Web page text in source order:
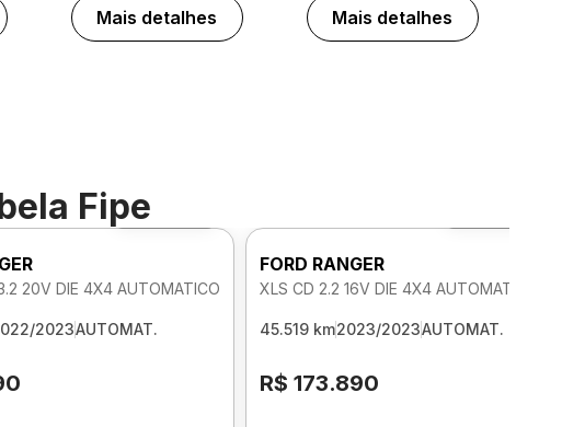
Mais detalhes Mais detalhes
FipeFoto 360º
20V DIE 4X4 AUTOMATICO
2023AUTOMAT.
FORD RANGER
XLS CD 2.2 16V DIE 4X4 AUTOMATICO
45.519 km2023/2023AUTOMAT.
R$ 173.890